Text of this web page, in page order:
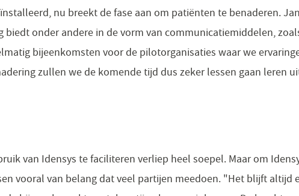
nu breekt de fase aan om patiënten te benaderen.
onder andere in de vorm van communicatiemiddelen,
bijeenkomsten voor de pilotorganisaties waar we
zullen we de komende tijd dus zeker lessen gaan leren
van Idensys te faciliteren verliep heel soepel. Maar om
vooral van belang dat veel partijen meedoen. "Het blijft altijd